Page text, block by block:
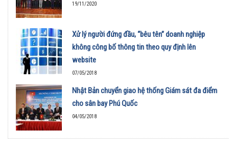
19/11/2020
Xử lý người đứng đầu, “bêu tên” doanh nghiệp
không công bố thông tin theo quy định lên
website
07/05/2018
Nhật Bản chuyển giao hệ thống Giám sát đa điểm
cho sân bay Phú Quốc
04/05/2018